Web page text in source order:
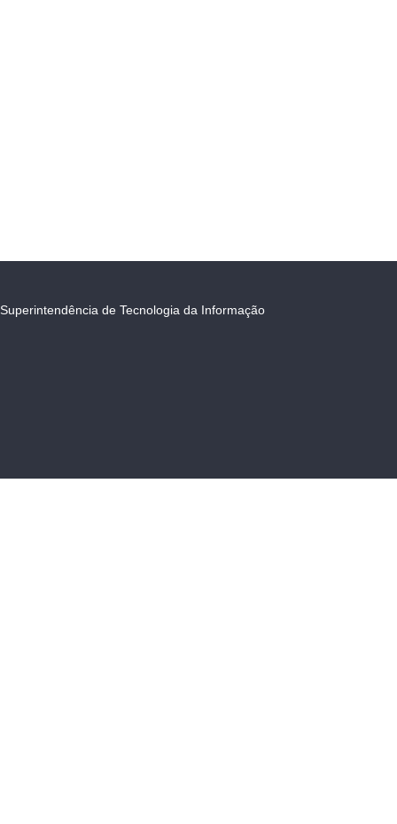
Superintendência de Tecnologia da Informação